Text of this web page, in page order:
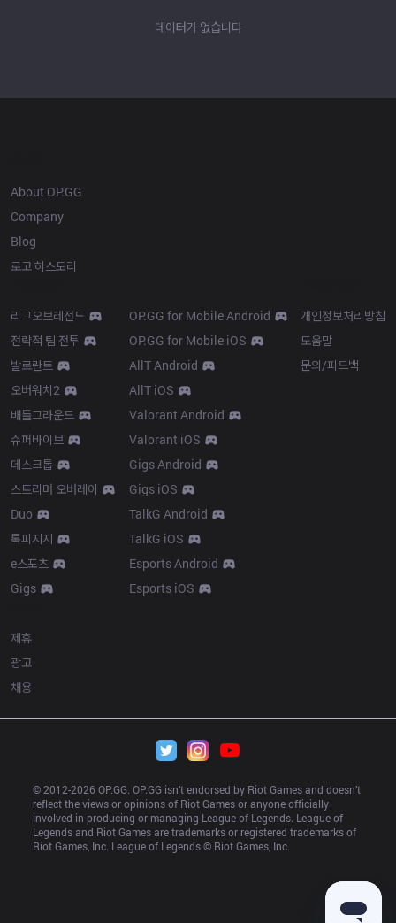
데이터가 없습니다
About OP.GG
Company
Blog
로고 히스토리
리그오브레전드
전략적 팀 전투
발로란트
오버워치2
배틀그라운드
슈퍼바이브
데스크톱
스트리머 오버레이
Duo
톡피지지
e스포츠
Gigs
OP.GG for Mobile Android
OP.GG for Mobile iOS
AllT Android
AllT iOS
Valorant Android
Valorant iOS
Gigs Android
Gigs iOS
TalkG Android
TalkG iOS
Esports Android
Esports iOS
개인정보처리방침
도움말
문의/피드백
제휴
광고
채용
© 2012-2026 OP.GG. OP.GG isn’t endorsed by Riot Games and doesn’t
reflect the views or opinions of Riot Games or anyone officially
involved in producing or managing League of Legends. League of
Legends and Riot Games are trademarks or registered trademarks of
Riot Games, Inc. League of Legends © Riot Games, Inc.